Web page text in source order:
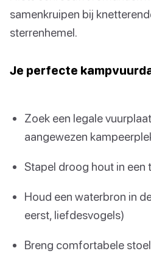
samenkruipen bij
sterrenhemel.
Je perfecte
Zoek een legale
aangewezen
Stapel droog hout in
Houd een waterbron in
eerst, liefdesvogels)
Breng comfortabele